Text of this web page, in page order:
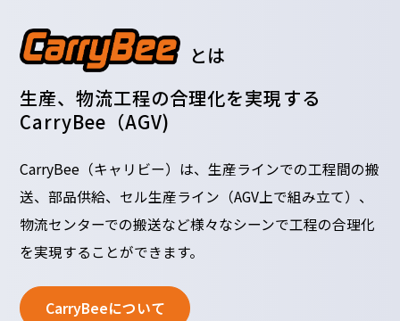
とは
生産、物流工程の合理化を実現する
CarryBee（AGV)
CarryBee（キャリビー）は、生産ラインでの工程間の搬
送、部品供給、セル生産ライン（AGV上で組み立て）、
物流センターでの搬送など様々なシーンで工程の合理化
を実現することができます。
CarryBeeについて